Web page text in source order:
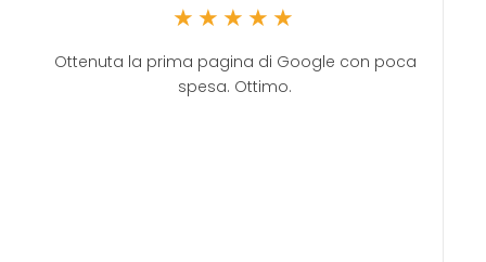
★★★★★
Ottenuta la prima pagina di Google con poca
spesa. Ottimo.